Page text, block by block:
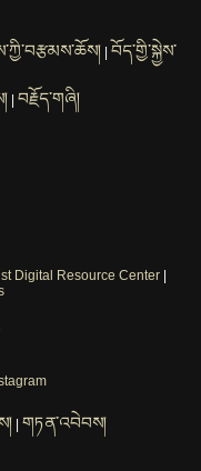
བོད་གྱི་སྐྱེས་
བརྗོད་གཞི།
Digital Resource Center|
གཏན་འབེབས།